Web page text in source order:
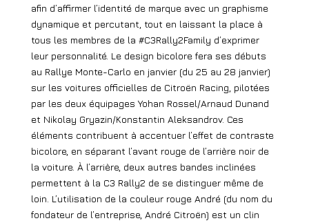
afin d’affirmer l’identité de marque avec un graphisme
dynamique et percutant, tout en laissant la place à
tous les membres de la #C3Rally2Family d’exprimer
leur personnalité. Le design bicolore fera ses débuts
au Rallye Monte-Carlo en janvier (du 25 au 28 janvier)
sur les voitures officielles de Citroën Racing, pilotées
par les deux équipages Yohan Rossel/Arnaud Dunand
et Nikolay Gryazin/Konstantin Aleksandrov. Ces
éléments contribuent à accentuer l’effet de contraste
bicolore, en séparant l’avant rouge de l’arrière noir de
la voiture. À l’arrière, deux autres bandes inclinées
permettent à la C3 Rally2 de se distinguer même de
loin. L’utilisation de la couleur rouge André (du nom du
fondateur de l’entreprise, André Citroën) est un clin